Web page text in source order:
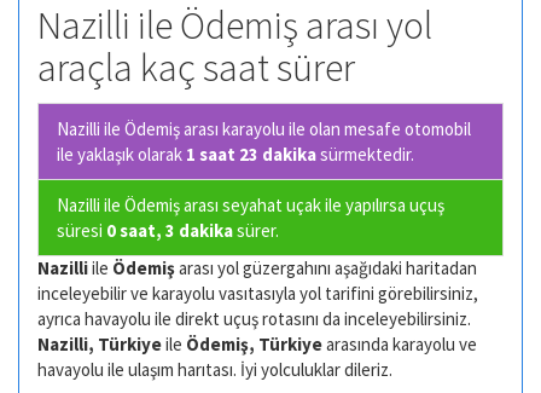
Nazilli ile Ödemiş arası yol
araçla kaç saat sürer
Nazilli ile Ödemiş arası karayolu ile olan mesafe otomobil
ile yaklaşık olarak 1 saat 23 dakikasürmektedir.
Nazilli ile Ödemiş arası seyahat uçak ile yapılırsa uçuş
süresi 0 saat, 3 dakikasürer.
Nazilliile Ödemişarası yol güzergahını aşağıdaki haritadan
inceleyebilir ve karayolu vasıtasıyla yol tarifini görebilirsiniz,
ayrıca havayolu ile direkt uçuş rotasını da inceleyebilirsiniz.
Nazilli, Türkiyeile Ödemiş, Türkiyearasında karayolu ve
havayolu ile ulaşım harıtası. İyi yolculuklar dileriz.